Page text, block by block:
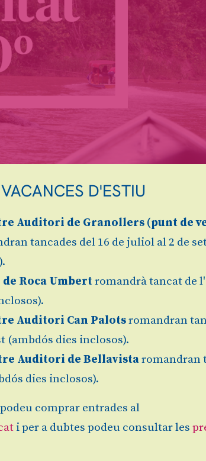
i participa a les converses
totes les sensacions viscudes.
Gratuït
Sitemap | Avís Legal |
VACANCES D'ESTIU
Auditori de Granollers (punt de
tancades del 16 de juliol al 2 de
Roca Umbertromandrà tancat de
Auditori Can Palotsromandran
(ambdós dies inclosos).
Auditori de Bellavistaromandran
dies inclosos).
comprar entrades al
i per a dubtes podeu consultar les